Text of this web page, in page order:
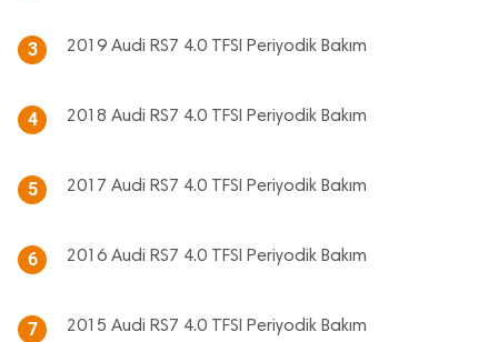
3 2019 Audi RS7 4.0 TFSI Periyodik Bakım
4 2018 Audi RS7 4.0 TFSI Periyodik Bakım
5 2017 Audi RS7 4.0 TFSI Periyodik Bakım
6 2016 Audi RS7 4.0 TFSI Periyodik Bakım
7 2015 Audi RS7 4.0 TFSI Periyodik Bakım